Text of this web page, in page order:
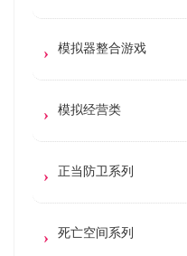
模拟器整合游戏
模拟经营类
正当防卫系列
死亡空间系列